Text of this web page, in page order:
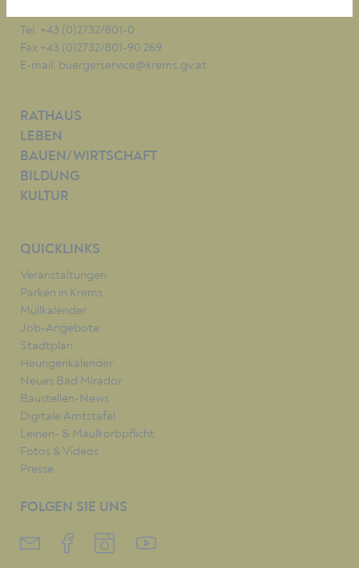
Tel. +43 (0)2732/801-0
Fax +43 (0)2732/801-90 269
E-mail: buergerservice@krems.gv.at
RATHAUS
LEBEN
BAUEN/WIRTSCHAFT
BILDUNG
KULTUR
QUICKLINKS
Veranstaltungen
Parken in Krems
Müllkalender
Job-Angebote
Stadtplan
Heurigenkalender
Neues Bad Mirador
Baustellen-News
Digitale Amtstafel
Leinen- & Maulkorbpflicht
Fotos & Videos
Presse
FOLGEN SIE UNS